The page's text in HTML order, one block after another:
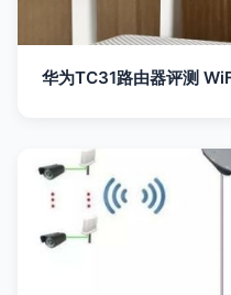
华为TC31路由器评测